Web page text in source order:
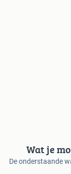
Wat je
De onderstaande